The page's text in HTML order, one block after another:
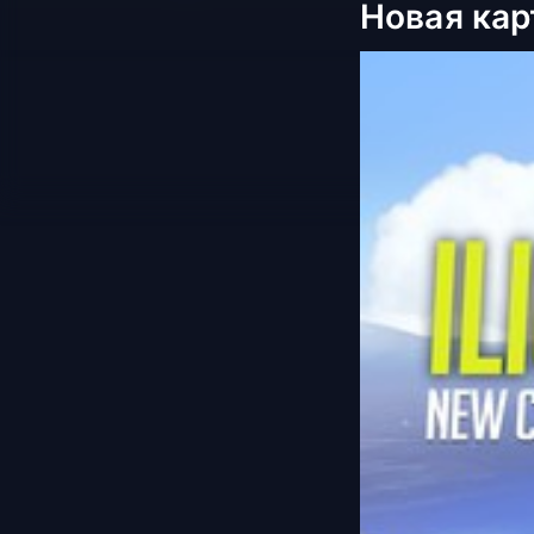
Новая